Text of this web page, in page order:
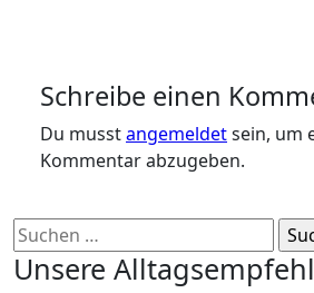
Schreibe einen
Du musstangemeldetsein, um
Kommentar abzugeben.
Suchen
nach:
Unsere